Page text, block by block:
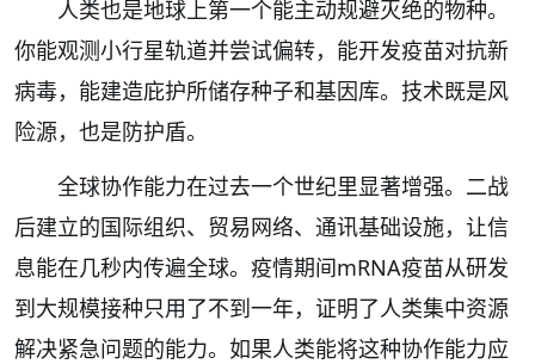
人类也是地球上第一个能主动规避灭绝的物种。
你能观测小行星轨道并尝试偏转，能开发疫苗对抗新
病毒，能建造庇护所储存种子和基因库。技术既是风
险源，也是防护盾。
全球协作能力在过去一个世纪里显著增强。二战
后建立的国际组织、贸易网络、通讯基础设施，让信
息能在几秒内传遍全球。疫情期间mRNA疫苗从研发
到大规模接种只用了不到一年，证明了人类集中资源
解决紧急问题的能力。如果人类能将这种协作能力应